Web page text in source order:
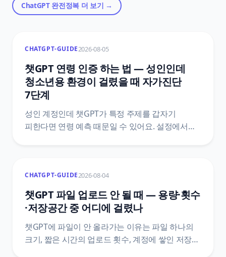
ChatGPT 완전정복 더 보기 →
CHATGPT-GUIDE2026-08-05
챗GPT 연령 인증 하는 법 — 성인인데
청소년용 환경이 걸렸을 때 자가진단
7단계
성인 계정인데 챗GPT가 특정 주제를 갑자기
피한다면 연령 예측 때문일 수 있어요. 설정에서
정리했어요.
CHATGPT-GUIDE2026-08-04
챗GPT 파일 업로드 안 될 때 — 용량·횟수
·저장공간 중 어디에 걸렸나
챗GPT에 파일이 안 올라가는 이유는 파일 하나의
크기, 짧은 시간의 업로드 횟수, 계정에 쌓인 저장